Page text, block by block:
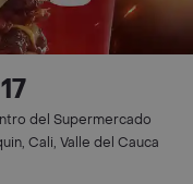
del Supermercado
Cali, Valle del Cauca